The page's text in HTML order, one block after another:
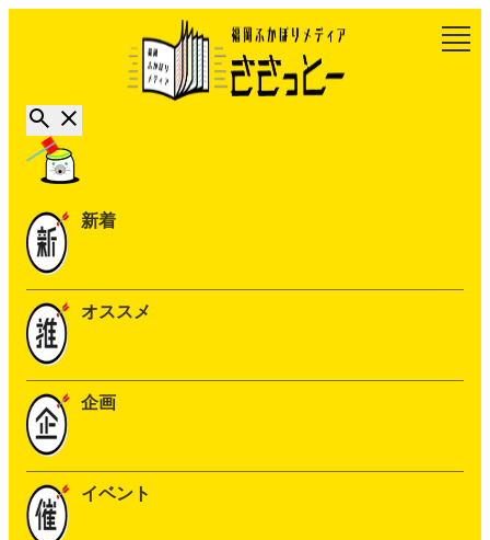
新着
オススメ
企画
イベント